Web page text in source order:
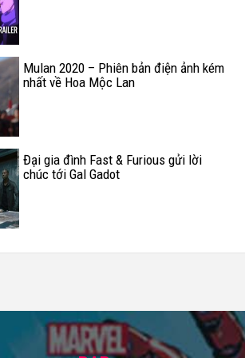
Mulan 2020 – Phiên bản điện ảnh kém
nhất về Hoa Mộc Lan
Đại gia đình Fast & Furious gửi lời
chúc tới Gal Gadot